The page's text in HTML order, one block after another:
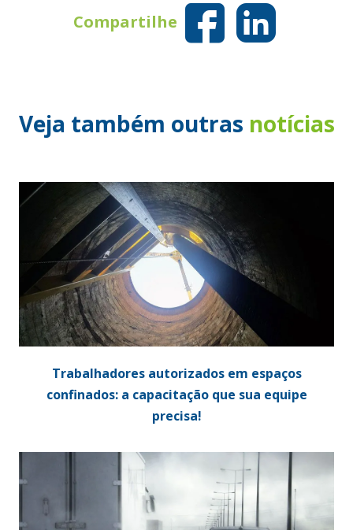
Compartilhe
Veja também outras notícias
Trabalhadores autorizados em espaços
confinados: a capacitação que sua equipe
precisa!